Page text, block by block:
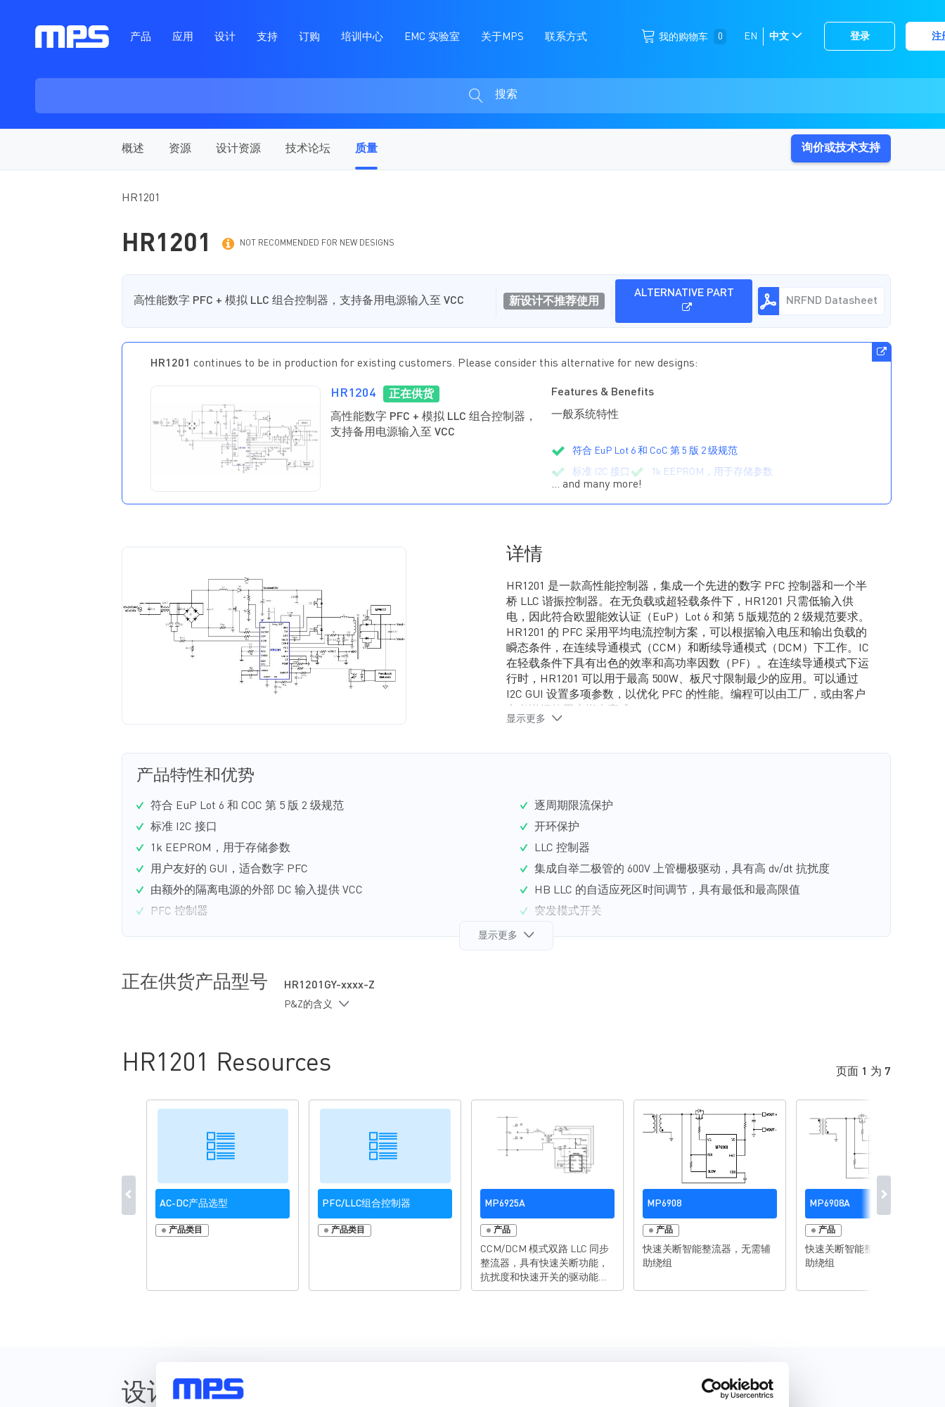
产品 应用 设计 支持 订购 培训中心 EMC 实验室 关于MPS 联系方式 我的购物车 0 登录 注
跳
到
EN
选
中文
搜索
概述 资源 设计资源 技术论坛 质量 询价或技术支持
HR1201
HR1201 NOT RECOMMENDED FOR NEW DESIGNS
高性能数字 PFC + 模拟 LLC 组合控制器，支持备用电源输入至 VCC 新设计不推荐使用
ALTERNATIVE PART
NRFND Datasheet
HR1201 continues to be in production for existing customers. Please consider this alternative for new designs:
HR1204
正在供货
高性能数字 PFC + 模拟 LLC 组合控制器，
支持备用电源输入至 VCC
Features & Benefits
一般系统特性
符合 EuP Lot 6 和 CoC 第 5 版 2 级规范
标准 I2C 接口 1k EEPROM，用于存储参数
用户友好的 GUI，适合数字 PFC
通过获得专利的输入电容电流补偿技术实现高功率
因数
可编程滤波器可实现噪声抑制 可编程抖频功能
可编程的欠压保护/开启 可编程的软启动功能
逐周期限流保护 开环保护
LLC 控制器
集成自举二极管的 600V 上管栅极驱动，具有高
dV/dt 抗扰度
HB LLC 的自适应死区时间调节，具有最低和最高限
值
… and many more!
详情
HR1201 是一款高性能控制器，集成一个先进的数字 PFC 控制器和一个半
桥 LLC 谐振控制器。在无负载或超轻载条件下，HR1201 只需低输入供
电，因此符合欧盟能效认证（EuP）Lot 6 和第 5 版规范的 2 级规范要求。
HR1201 的 PFC 采用平均电流控制方案，可以根据输入电压和输出负载的
瞬态条件，在连续导通模式（CCM）和断续导通模式（DCM）下工作。IC
在轻载条件下具有出色的效率和高功率因数（PF）。在连续导通模式下运
行时，HR1201 可以用于最高 500W、板尺寸限制最少的应用。可以通过
I2C GUI 设置多项参数，以优化 PFC 的性能。编程可以由工厂，或由客户
半桥 LLC 谐振变换器采用零电压开关（ZVS）实现高效率。HR1201 具有自
（OCP）、过压保护（OVP）和欠压保护/开启。
HR1201 适用于备用电源应用。HR1201 采用 SOIC-28 封装。
显示更多
产品特性和优势
符合 EuP Lot 6 和 COC 第 5 版 2 级规范
标准 I2C 接口
1k EEPROM，用于存储参数
用户友好的 GUI，适合数字 PFC
由额外的隔离电源的外部 DC 输入提供 VCC
PFC 控制器
可编程抖频功能
逐周期限流保护
开环保护
LLC 控制器
集成自举二极管的 600V 上管栅极驱动，具有高 dv/dt 抗扰度
HB LLC 的自适应死区时间调节，具有最低和最高限值
突发模式开关
两级过流保护（OCP）
显示更多
正在供货产品型号 HR1201GY-xxxx-Z
P&Z的含义
HR1201 Resources 页面 1 为 7
AC-DC产品选型
产品类目
PFC/LLC组合控制器
产品类目
MP6925A
产品
CCM/DCM 模式双路 LLC 同步
整流器，具有快速关断功能，
抗扰度和快速开关的驱动能力
均有加强
MP6908
产品
快速关断智能整流器，无需辅
助绕组
MP6908A
产品
快速关断智能整流器，无需辅
助绕组
设计资源